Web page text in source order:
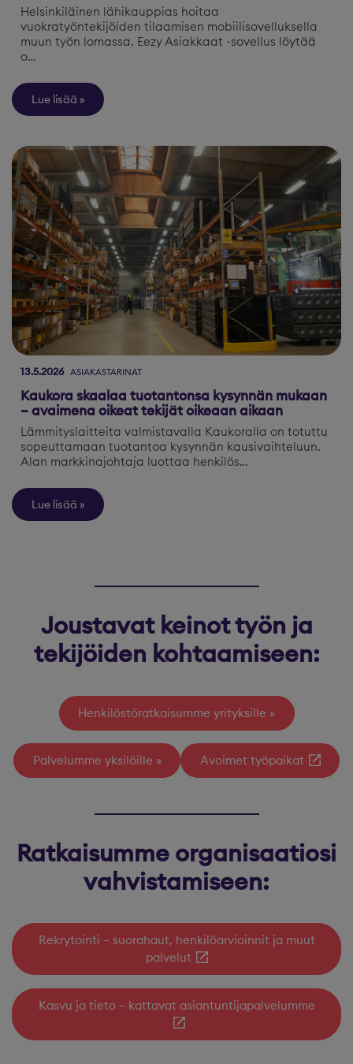
Helsinkiläinen lähikauppias hoitaa
vuokratyöntekijöiden tilaamisen mobiilisovelluksella
muun työn lomassa. Eezy Asiakkaat -sovellus löytää
o…
Lue lisää
13.5.2026 ASIAKASTARINAT
Kaukora skaalaa tuotantonsa kysynnän mukaan
– avaimena oikeat tekijät oikeaan aikaan
Lämmityslaitteita valmistavalla Kaukoralla on totuttu
sopeuttamaan tuotantoa kysynnän kausivaihteluun.
Alan markkinajohtaja luottaa henkilös…
Lue lisää
Joustavat keinot työn ja
tekijöiden kohtaamiseen:
Henkilöstöratkaisumme yrityksille
Palvelumme yksilöille Avoimet työpaikat
Ratkaisumme organisaatiosi
vahvistamiseen:
Rekrytointi – suorahaut, henkilöarvioinnit ja muut
palvelut
Kasvu ja tieto – kattavat asiantuntijapalvelumme